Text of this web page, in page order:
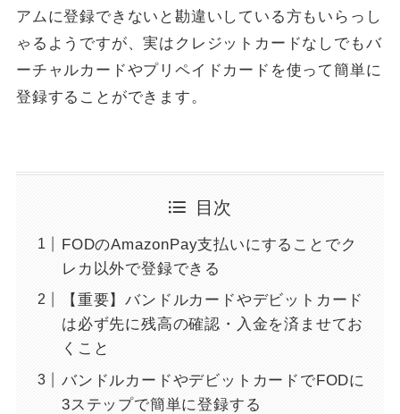
アムに登録できないと勘違いしている方もいらっし
ゃるようですが、実はクレジットカードなしでもバ
ーチャルカードやプリペイドカードを使って簡単に
登録することができます。
目次
FODのAmazonPay支払いにすることでク
レカ以外で登録できる
【重要】バンドルカードやデビットカード
は必ず先に残高の確認・入金を済ませてお
くこと
バンドルカードやデビットカードでFODに
3ステップで簡単に登録する